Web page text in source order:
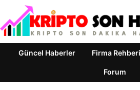
Güncel Haberler Firma Rehberi
Forum